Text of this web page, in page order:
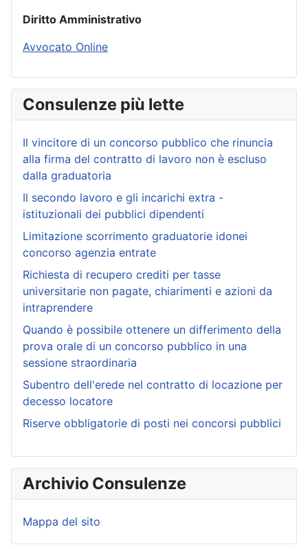
Diritto Amministrativo
Avvocato Online
Consulenze più lette
Il vincitore di un concorso pubblico che rinuncia
alla firma del contratto di lavoro non è escluso
dalla graduatoria
Il secondo lavoro e gli incarichi extra -
istituzionali dei pubblici dipendenti
Limitazione scorrimento graduatorie idonei
concorso agenzia entrate
Richiesta di recupero crediti per tasse
universitarie non pagate, chiarimenti e azioni da
intraprendere
Quando è possibile ottenere un differimento della
prova orale di un concorso pubblico in una
sessione straordinaria
Subentro dell'erede nel contratto di locazione per
decesso locatore
Riserve obbligatorie di posti nei concorsi pubblici
Archivio Consulenze
Mappa del sito